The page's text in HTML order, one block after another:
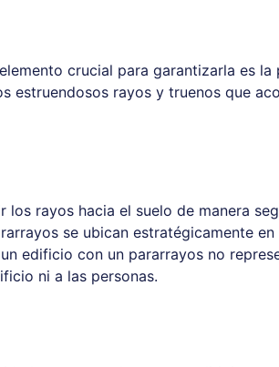
crucial para garantizarla es
rayos y truenos que
rayos hacia el suelo de manera
se ubican estratégicamente
edificio con un pararrayos no
ni a las personas.